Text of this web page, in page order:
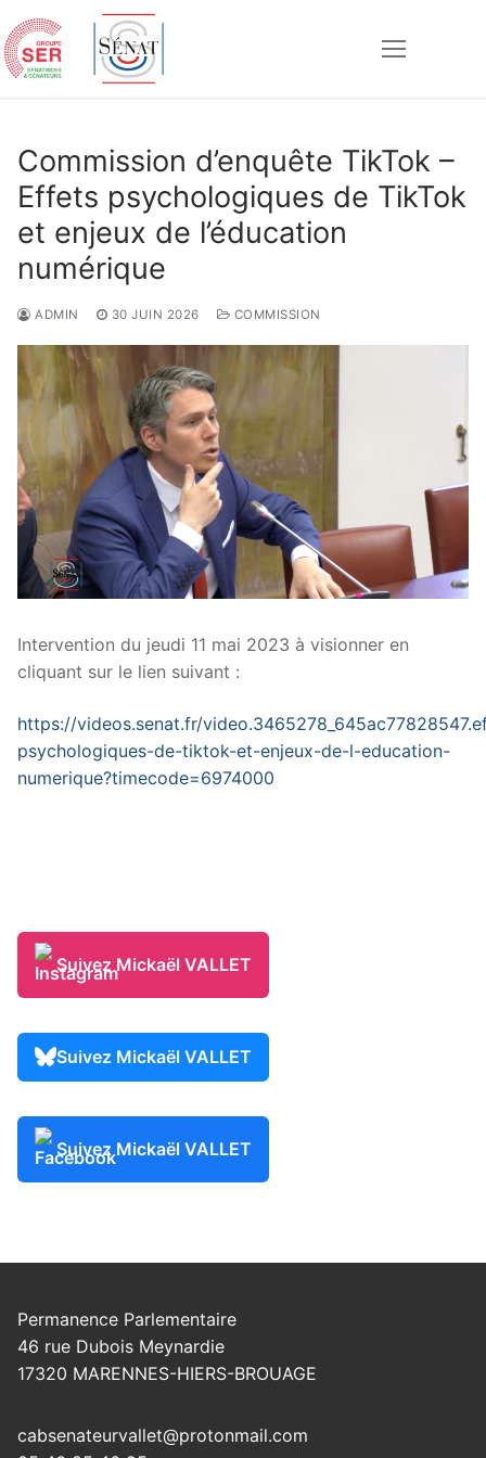
au
contenu
Commission d’enquête TikTok –
Effets psychologiques de TikTok
et enjeux de l’éducation
numérique
ADMIN 30 JUIN 2026 COMMISSION
Intervention du jeudi 11 mai 2023 à visionner en
cliquant sur le lien suivant :
https://videos.senat.fr/
psychologiques-de-tiktok-et-enjeux-de-l-education-
numerique?timecode=6974000
Suivez Mickaël VALLET
Suivez Mickaël VALLET
Suivez Mickaël VALLET
Permanence Parlementaire
46 rue Dubois Meynardie
17320 MARENNES-HIERS-BROUAGE
cabsenateurvallet@protonmail.com